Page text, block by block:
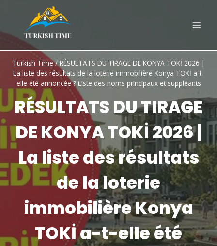
content
Turkish Time/ RÉSULTATS DU TIRAGE DE KONYA TOKİ 2026 |
La liste des résultats de la loterie immobilière Konya TOKİ a-t-
elle été annoncée ? Liste des noms principaux et suppléants
RÉSULTATS DU TIRAGE
DE KONYA TOKİ 2026 |
La liste des résultats
de la loterie
immobilière Konya
TOKİ a-t-elle été